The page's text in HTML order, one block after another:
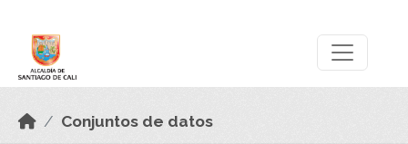
Conjuntos de datos